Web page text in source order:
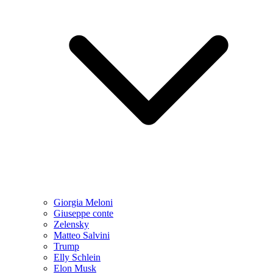
Giorgia Meloni
Giuseppe conte
Zelensky
Matteo Salvini
Trump
Elly Schlein
Elon Musk